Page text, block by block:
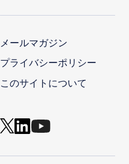
メールマガジン
プライバシーポリシー
このサイトについて